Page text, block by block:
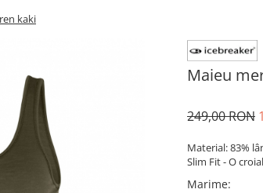
kaki
Maieu
249,00 RON
Material: 83%
Slim Fit - O
Marime: